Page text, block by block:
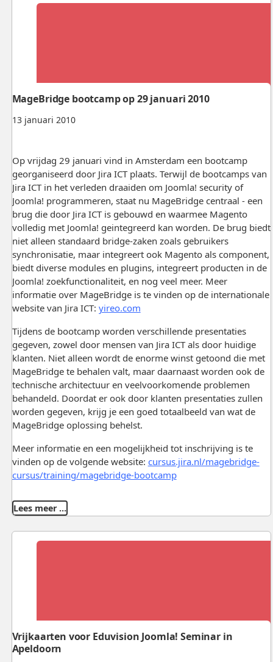
13 januari 2010
MageBridge bootcamp op 29 januari 2010
Op vrijdag 29 januari vind in Amsterdam een bootcamp
georganiseerd door Jira ICT plaats. Terwijl de bootcamps van
Jira ICT in het verleden draaiden om Joomla! security of
Joomla! programmeren, staat nu MageBridge centraal - een
brug die door Jira ICT is gebouwd en waarmee Magento
volledig met Joomla! geintegreerd kan worden. De brug biedt
niet alleen standaard bridge-zaken zoals gebruikers
synchronisatie, maar integreert ook Magento als component,
biedt diverse modules en plugins, integreert producten in de
Joomla! zoekfunctionaliteit, en nog veel meer. Meer
informatie over MageBridge is te vinden op de internationale
website van Jira ICT: yireo.com
Tijdens de bootcamp worden verschillende presentaties
gegeven, zowel door mensen van Jira ICT als door huidige
klanten. Niet alleen wordt de enorme winst getoond die met
MageBridge te behalen valt, maar daarnaast worden ook de
technische architectuur en veelvoorkomende problemen
behandeld. Doordat er ook door klanten presentaties zullen
worden gegeven, krijg je een goed totaalbeeld van wat de
MageBridge oplossing behelst.
Meer informatie en een mogelijkheid tot inschrijving is te
vinden op de volgende website: cursus.jira.nl/magebridge-
cursus/training/magebridge-bootcamp
Lees meer …
Vrijkaarten voor Eduvision Joomla! Seminar in
Apeldoorn